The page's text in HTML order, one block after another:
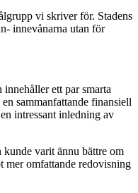
vi skriver för. Stadens
innevånarna utan för
ett par smarta
sammanfattande finansiell
intressant inledning av
varit ännu bättre om
mer omfattande redovisning